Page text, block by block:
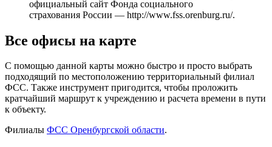
официальный сайт Фонда социального
страхования России — http://www.fss.orenburg.ru/.
Все офисы на карте
С помощью данной карты можно быстро и просто выбрать
подходящий по местоположению территориальный филиал
ФСС. Также инструмент пригодится, чтобы проложить
кратчайший маршрут к учреждению и расчета времени в пути
к объекту.
Филиалы ФСС Оренбургской области.